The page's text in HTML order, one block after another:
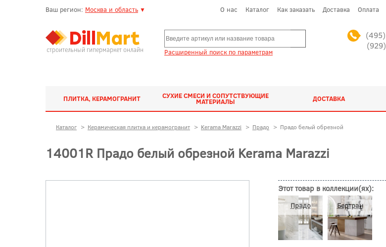
Ваш регион: Москва и область ▼ О нас Каталог Как заказать Доставка Оплата
строительный гипермаркет онлайн Расширенный поиск по параметрам
(495)
(929)
ПЛИТКА, КЕРАМОГРАНИТ СУХИЕ СМЕСИ И СОПУТСТВУЮЩИЕ
МАТЕРИАЛЫ ДОСТАВКА
Каталог > Керамическая плитка и керамогранит > Kerama Marazzi > Прадо > Прадо белый обрезной
14001R Прадо белый обрезной Kerama Marazzi
Этот товар в коллекции(ях):
Прадо Бертран